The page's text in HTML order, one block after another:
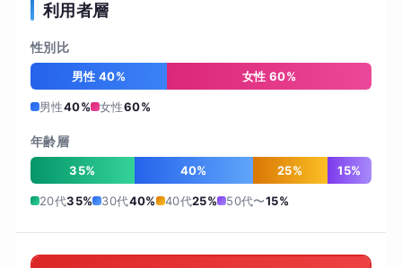
利用者層
性別比
男性 40% 女性 60%
男性40% 女性60%
年齢層
35% 40% 25% 15%
20代35% 30代40% 40代25% 50代〜15%